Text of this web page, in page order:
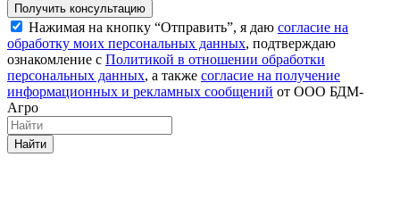
Получить консультацию
Нажимая на кнопку “Отправить”, я даю согласие на
обработку моих персональных данных, подтверждаю
ознакомление с Политикой в отношении обработки
персональных данных, а также согласие на получение
информационных и рекламных сообщений от ООО БДМ-
Агро
Найти